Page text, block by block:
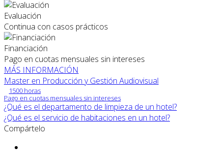
Evaluación
Continua con casos prácticos
Financiación
Pago en cuotas mensuales sin intereses
MÁS INFORMACIÓN
Master en Producción y Gestión Audiovisual
1500 horas
Pago en cuotas mensuales sin intereses
¿Qué es el departamento de limpieza de un hotel?
¿Qué es el servicio de habitaciones en un hotel?
Compártelo